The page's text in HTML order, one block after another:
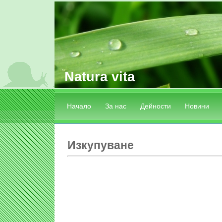
Natura vita
Начало За нас Дейности Новини
Изкупуване